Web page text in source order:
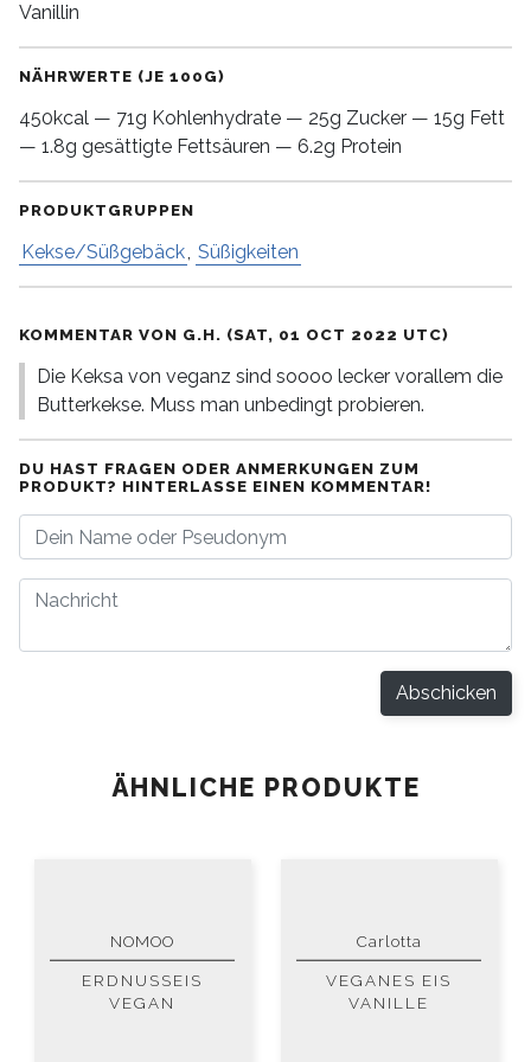
Vanillin
NÄHRWERTE (JE 100G)
450kcal — 71g Kohlenhydrate — 25g Zucker — 15g Fett
— 1.8g gesättigte Fettsäuren — 6.2g Protein
PRODUKTGRUPPEN
Kekse/Süßgebäck, Süßigkeiten
KOMMENTAR VON G.H. (SAT, 01 OCT 2022 UTC)
Die Keksa von veganz sind soooo lecker vorallem die
Butterkekse. Muss man unbedingt probieren.
DU HAST FRAGEN ODER ANMERKUNGEN ZUM
PRODUKT? HINTERLASSE EINEN KOMMENTAR!
Abschicken
ÄHNLICHE PRODUKTE
NOMOO
ERDNUSSEIS
VEGAN
Carlotta
VEGANES EIS
VANILLE